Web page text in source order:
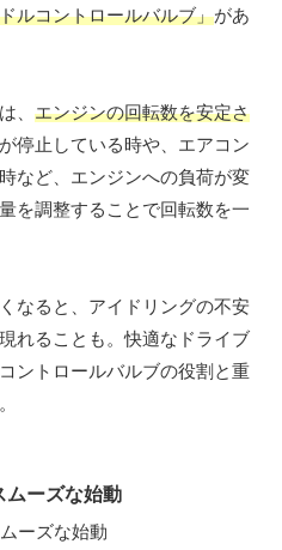
ルコントロールバルブ」があ
、 エンジンの回転数を安定さ
停止している時や、エアコン
など、エンジンへの負荷が変
を調整することで回転数を一
なると、アイドリングの不安
れることも。快適なドライブ
ントロールバルブの役割と重
ムーズな始動